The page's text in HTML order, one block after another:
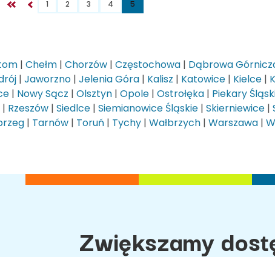
1 2 3 4 5
| Chełm | Chorzów | Częstochowa | Dąbrowa
| Jaworzno | Jelenia Góra | Kalisz | Katowice | Kielce |
| Nowy Sącz | Olsztyn | Opole | Ostrołęka | Piekary
| Rzeszów | Siedlce | Siemianowice Śląskie | Skierniewice |
| Tarnów | Toruń | Tychy | Wałbrzych | Warszawa |
Zwiększamy